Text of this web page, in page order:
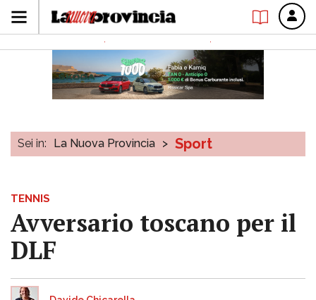
Sei in: La Nuova Provincia > Sport
TENNIS
Avversario toscano per il
DLF